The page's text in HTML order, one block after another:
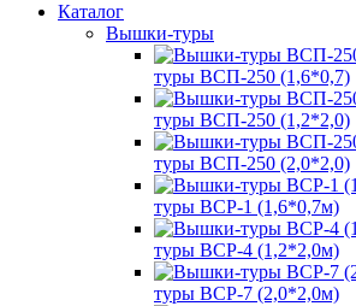
Каталог
Вышки-туры
туры ВСП-250 (1,6*0,7)
туры ВСП-250 (1,2*2,0)
туры ВСП-250 (2,0*2,0)
туры ВСР-1 (1,6*0,7м)
туры ВСР-4 (1,2*2,0м)
туры ВСР-7 (2,0*2,0м)